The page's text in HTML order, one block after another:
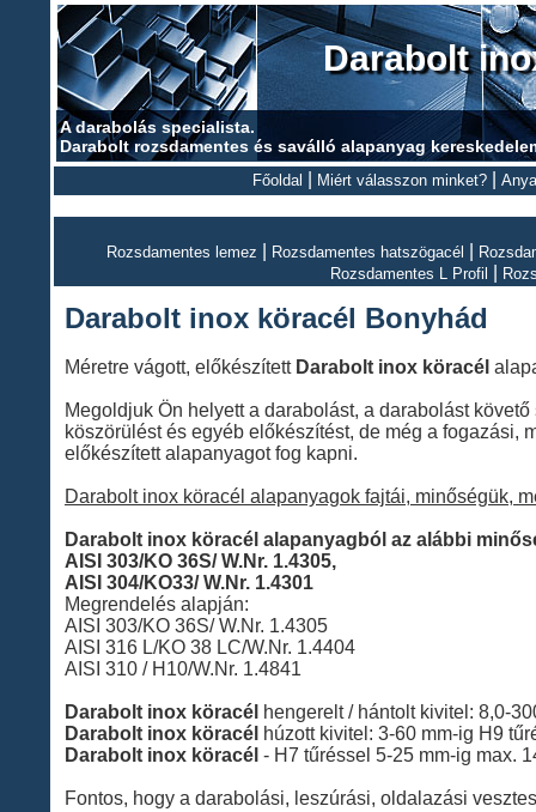
Darabolt
A darabolás specialista.
Darabolt rozsdamentes és saválló alapanyag
Főoldal Miért válasszon minket?|
Rozsdamentes lemez Rozsdamentes hatszögacél
Rozsdamentes L Profil
Darabolt inox köracél Bonyhád
Méretre vágott, előkészített Darabolt inox köracél
Megoldjuk Ön helyett a darabolást, a darabolást
köszörülést és egyéb előkészítést, de még a fogazási,
előkészített alapanyagot fog kapni.
Darabolt inox köracél alapanyagok fajtái, minőségük,
Darabolt inox köracél alapanyagból az alábbi
AISI 303/KO 36S/ W.Nr. 1.4305,
AISI 304/KO33/ W.Nr. 1.4301
Megrendelés alapján:
AISI 303/KO 36S/ W.Nr. 1.4305
AISI 316 L/KO 38 LC/W.Nr. 1.4404
AISI 310 / H10/W.Nr. 1.4841
Darabolt inox köracél hengerelt / hántolt kivitel: 8,0-
Darabolt inox köracél húzott kivitel: 3-60 mm-ig H9
Darabolt inox köracél - H7 tűréssel 5-25 mm-ig max.
Fontos, hogy a darabolási, leszúrási, oldalazási